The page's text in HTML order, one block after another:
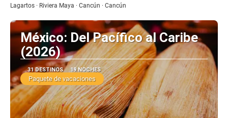
Lagartos · Riviera Maya · Cancún · Cancún
México: Del Pacífico al Caribe
(2026)
31 DESTINOS 19 NOCHES
Paquete de vacaciones